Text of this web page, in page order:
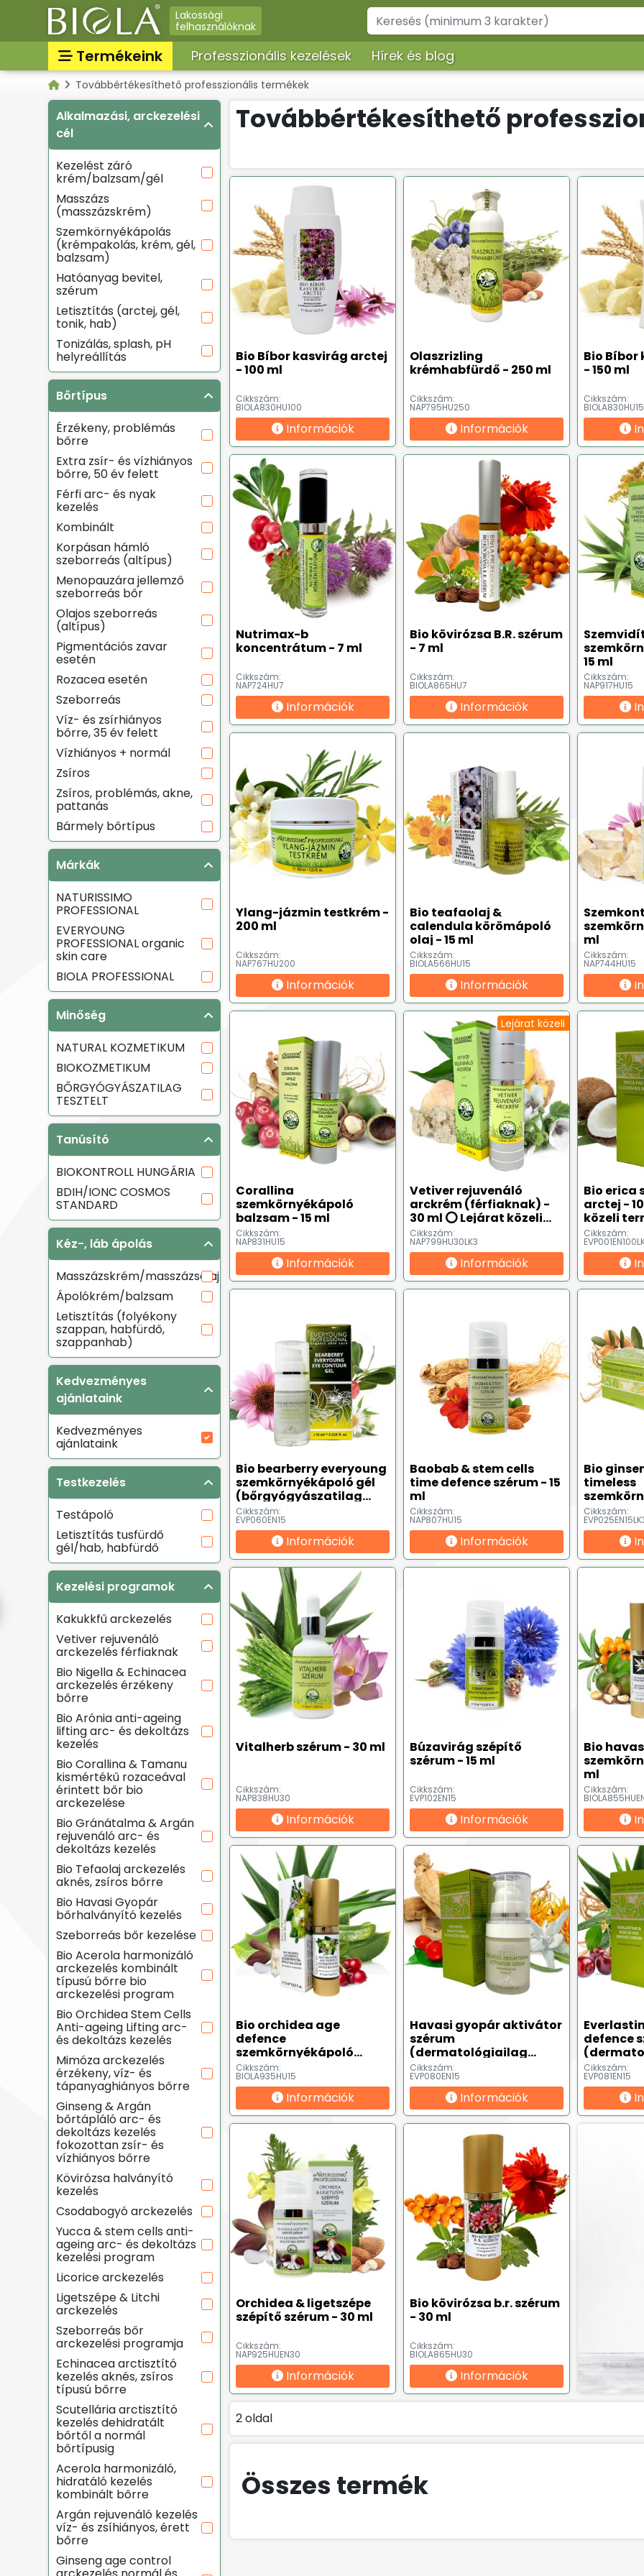
Lakossági
felhasználóknak
Termékeink Professzionális kezelések Hírek és blog
Professzionális termékek
Továbbértékesíthető
professzionális termékek
Lakossági termékek
Továbbértékesíthető professzionális termékek
Alkalmazási, arckezelési
cél
Kezelést záró
krém/balzsam/gél
Masszázs
(masszázskrém)
Szemkörnyékápolás
(krémpakolás, krém, gél,
balzsam)
Hatóanyag bevitel,
szérum
Letisztítás (arctej, gél,
tonik, hab)
Tonizálás, splash, pH
helyreállítás
Bőrtípus
Érzékeny, problémás
bőrre
Extra zsír- és vízhiányos
bőrre, 50 év felett
Férfi arc- és nyak
kezelés
Kombinált
Korpásan hámló
szeborreás (altípus)
Menopauzára jellemző
szeborreás bőr
Olajos szeborreás
(altípus)
Pigmentációs zavar
esetén
Rozacea esetén
Szeborreás
Víz- és zsírhiányos
bőrre, 35 év felett
Vízhiányos + normál
Zsíros
Zsíros, problémás, akne,
pattanás
Bármely bőrtípus
Márkák
NATURISSIMO
PROFESSIONAL
EVERYOUNG
PROFESSIONAL organic
skin care
BIOLA PROFESSIONAL
Minőség
NATURAL KOZMETIKUM
BIOKOZMETIKUM
BŐRGYÓGYÁSZATILAG
TESZTELT
Tanúsító
BIOKONTROLL HUNGÁRIA
BDIH/IONC COSMOS
STANDARD
Kéz-, láb ápolás
Masszázskrém/masszázsolaj
Ápolókrém/balzsam
Letisztítás (folyékony
szappan, habfürdő,
szappanhab)
Kedvezményes
ajánlataink
Kedvezményes
ajánlataink
Testkezelés
Testápoló
Letisztítás tusfürdő
gél/hab, habfürdő
Kezelési programok
Kakukkfű arckezelés
Vetiver rejuvenáló
arckezelés férfiaknak
Bio Nigella & Echinacea
arckezelés érzékeny
bőrre
Bio Arónia anti-ageing
lifting arc- és dekoltázs
kezelés
Bio Corallina & Tamanu
kismértékű rozaceával
érintett bőr bio
arckezelése
Bio Gránátalma & Argán
rejuvenáló arc- és
dekoltázs kezelés
Bio Tefaolaj arckezelés
aknés, zsíros bőrre
Bio Havasi Gyopár
bőrhalványító kezelés
Szeborreás bőr kezelése
Bio Acerola harmonizáló
arckezelés kombinált
típusú bőrre bio
arckezelési program
Bio Orchidea Stem Cells
Anti-ageing Lifting arc-
és dekoltázs kezelés
Mimóza arckezelés
érzékeny, víz- és
tápanyaghiányos bőrre
Ginseng & Argán
bőrtápláló arc- és
dekoltázs kezelés
fokozottan zsír- és
vízhiányos bőrre
Kövirózsa halványító
kezelés
Csodabogyó arckezelés
Yucca & stem cells anti-
ageing arc- és dekoltázs
kezelési program
Licorice arckezelés
Ligetszépe & Litchi
arckezelés
Szeborreás bőr
arckezelési programja
Echinacea arctisztító
kezelés aknés, zsíros
típusú bőrre
Scutellária arctisztító
kezelés dehidratált
bőrtől a normál
bőrtípusig
Acerola harmonizáló,
hidratáló kezelés
kombinált bőrre
Argán rejuvenáló kezelés
víz- és zsíhiányos, érett
bőrre
Ginseng age control
Továbbértékesíthető
Bio Bíbor kasvirág arctej
- 100 ml
Cikkszám:
BIOLA830HU100
Információk
Olaszrizling
krémhabfürdő - 250 ml
Cikkszám:
NAP795HU250
Információk
Bio
- 150 ml
Cikkszám:
Nutrimax-b
koncentrátum - 7 ml
Cikkszám:
NAP724HU7
Információk
Bio kövirózsa B.R. szérum
- 7 ml
Cikkszám:
BIOLA865HU7
Információk
15 ml
Cikkszám:
NAP917HU15
Ylang-jázmin testkrém -
200 ml
Cikkszám:
NAP767HU200
Információk
Bio teafaolaj &
calendula körömápoló
olaj - 15 ml
Cikkszám:
BIOLA566HU15
Információk
ml
Cikkszám:
NAP744HU15
Corallina
szemkörnyékápoló
balzsam - 15 ml
Cikkszám:
NAP831HU15
Információk
Lejárat közeli
Vetiver rejuvenáló
arckrém (férfiaknak) -
30 ml ⭕ Lejárat közeli
termék
Cikkszám:
NAP799HU30LK3
Információk
Bio erica
arctej -
közeli
Cikkszám:
Bio bearberry everyoung
szemkörnyékápoló gél
(bőrgyógyászatilag
tesztelt ✔) - 15 ml
Cikkszám:
EVP060EN15
Információk
Baobab & stem cells
time defence szérum - 15
ml
Cikkszám:
NAP807HU15
Információk
Bio
timeless
ml ⭕
termék
Cikkszám:
Vitalherb szérum - 30 ml
Cikkszám:
NAP838HU30
Információk
Búzavirág szépítő
szérum - 15 ml
Cikkszám:
EVP102EN15
Információk
Bio
ml
Cikkszám:
Bio orchidea age
defence
szemkörnyékápoló
balzsam - 15 ml
Cikkszám:
BIOLA935HU15
Információk
Havasi gyopár aktivátor
szérum
(dermatológiailag
tesztelt ✔) - 15 ml
Cikkszám:
EVP080EN15
Információk
defence
tesztelt ✔)
Cikkszám:
EVP081EN15
Orchidea & ligetszépe
szépítő szérum - 30 ml
Cikkszám:
NAP925HUEN30
Információk
Bio kövirózsa b.r. szérum
- 30 ml
Cikkszám:
BIOLA865HU30
Információk
2 oldal
Összes termék